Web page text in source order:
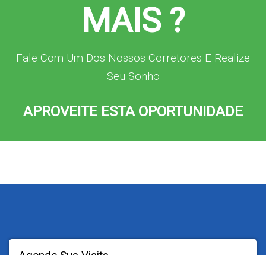
MAIS ?
Fale Com Um Dos Nossos Corretores E Realize
Seu Sonho
APROVEITE ESTA OPORTUNIDADE